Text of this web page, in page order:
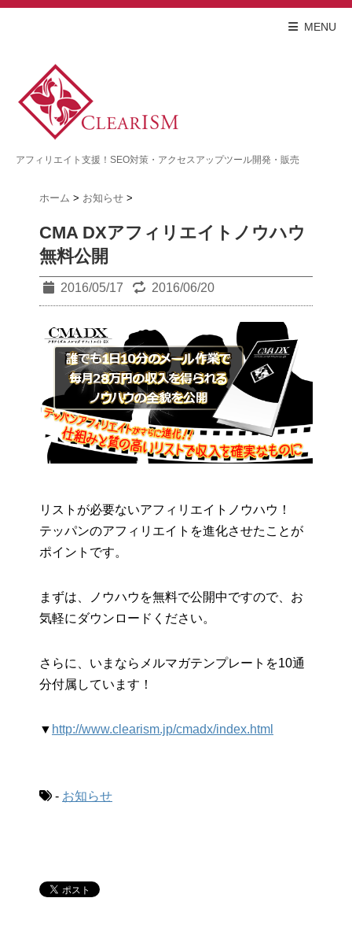
MENU
アフィリエイト支援！SEO対策・アクセスアップツール開発・販売
ホーム > お知らせ >
CMA DXアフィリエイトノウハウ
無料公開
2016/05/17 2016/06/20
リストが必要ないアフィリエイトノウハウ！
テッパンのアフィリエイトを進化させたことが
ポイントです。
まずは、ノウハウを無料で公開中ですので、お
気軽にダウンロードください。
さらに、いまならメルマガテンプレートを10通
分付属しています！
▼ http://www.clearism.jp/cmadx/index.html
- お知らせ